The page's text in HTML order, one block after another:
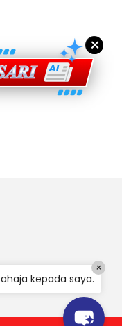
×
Keselamatan
kepada saya.
×